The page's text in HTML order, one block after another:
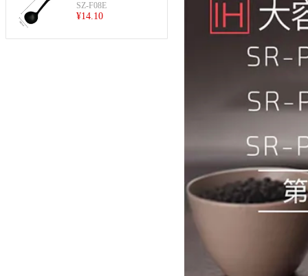
SZ-F08E
¥14.10